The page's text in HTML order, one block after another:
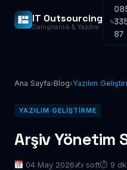
IT Outsourcing
Danışmanlık & Yazılım
87
Ana Sayfa›Blog›Yazılım
YAZILIM GELIŞTIRME
Arşiv Yönetim
04 May 2026✍️ soft⏱ 9 dk